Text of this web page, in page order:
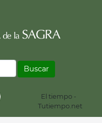
El tiempo -
Tutiempo.net